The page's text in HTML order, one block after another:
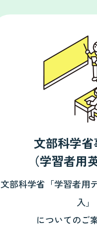
文部科学省
（学習者用
文部科学省「学習者用
入」
についてのご